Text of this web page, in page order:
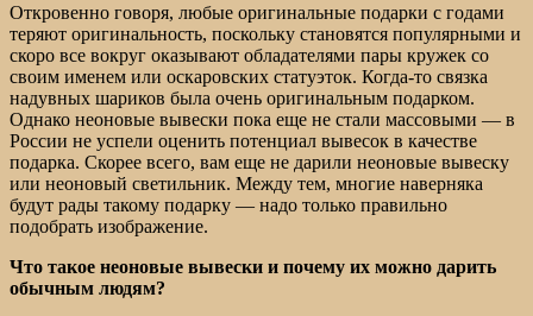
Откровенно говоря, любые оригинальные подарки с годами
теряют оригинальность, поскольку становятся популярными и
скоро все вокруг оказывают обладателями пары кружек со
своим именем или оскаровских статуэток. Когда-то связка
надувных шариков была очень оригинальным подарком.
Однако неоновые вывески пока еще не стали массовыми — в
России не успели оценить потенциал вывесок в качестве
подарка. Скорее всего, вам еще не дарили неоновые вывеску
или неоновый светильник. Между тем, многие наверняка
будут рады такому подарку — надо только правильно
подобрать изображение.
Что такое неоновые вывески и почему их можно дарить
обычным людям?